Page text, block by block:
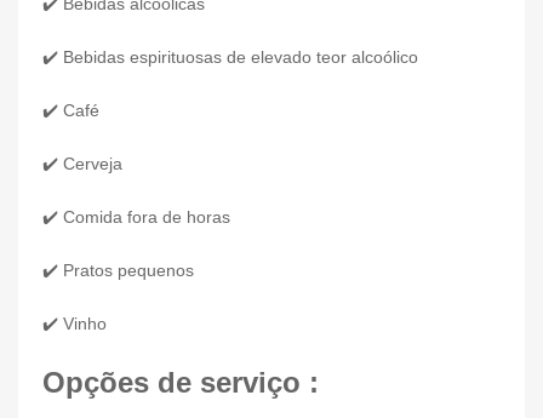
✔️ Bebidas espirituosas de elevado teor alcoólico
✔️ Café
✔️ Cerveja
✔️ Comida fora de horas
✔️ Pratos pequenos
✔️ Vinho
Opções de serviço :